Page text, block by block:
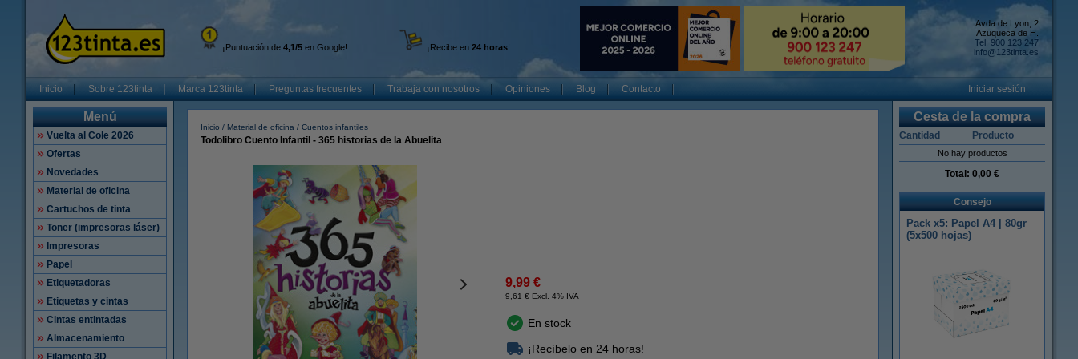
¡Puntuación de 4,1/5 en Google! ¡Recibe en 24 horas!
Avda de Lyon, 2
Azuqueca de H.
Tel: 900 123 247
info@123tinta.es
Inicio Sobre 123tinta Marca 123tinta Preguntas frecuentes Trabaja con nosotros Opiniones Blog Contacto Iniciar sesión
Menú
Vuelta al Cole 2026
Ofertas
Novedades
Material de oficina
Cartuchos de tinta
Toner (impresoras láser)
Impresoras
Papel
Etiquetadoras
Etiquetas y cintas
Cintas entintadas
Almacenamiento
Filamento 3D
Inicio Material de oficina Cuentos infantiles
Todolibro Cuento Infantil - 365 historias de la Abuelita
9,99 €
9,61 € Excl. 4% IVA
En stock
¡Recíbelo en 24 horas!
Cesta de la compra
Cantidad Producto
No hay productos
Total: 0,00 €
Consejo
Pack x5: Papel A4 | 80gr
(5x500 hojas)